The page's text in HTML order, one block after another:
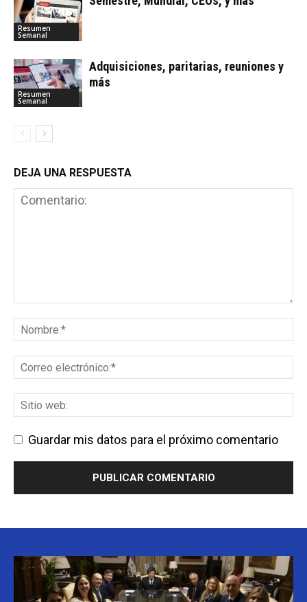
Resumen
Semanal
Resumen
Semanal
Adquisiciones, paritarias, reuniones y
más
DEJA UNA RESPUESTA
Guardar mis datos para el próximo comentario